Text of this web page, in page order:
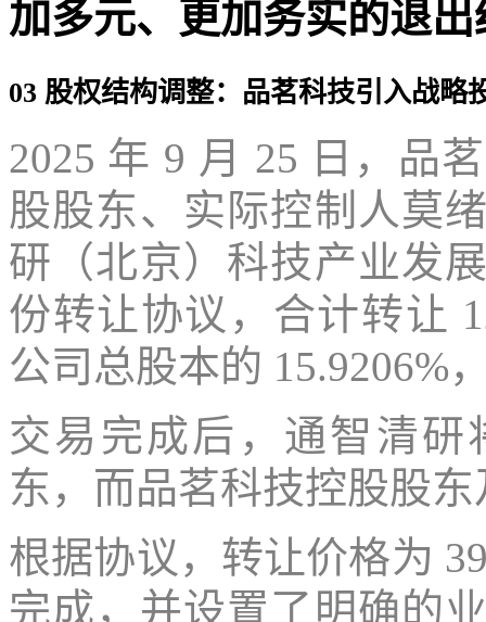
加多元、更加务实的退出
03 股权结构调整：品茗科技引入战略
2025 年 9 月 25 日，品
股股东、实际控制人莫
研（北京）科技产业发
份转让协议，合计转让
公司总股本的 15.9206%
交易完成后，通智清研
东，而品茗科技控股股
根据协议，转让价格为
完成，并设置了明确的